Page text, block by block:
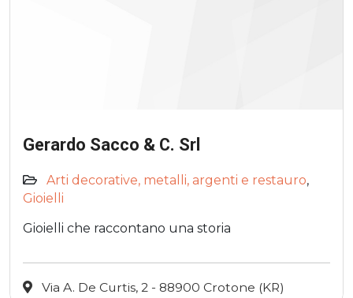
Gerardo Sacco & C. Srl
Arti decorative, metalli, argenti e restauro,
Gioielli
Gioielli che raccontano una storia
Via A. De Curtis, 2 - 88900 Crotone (KR)